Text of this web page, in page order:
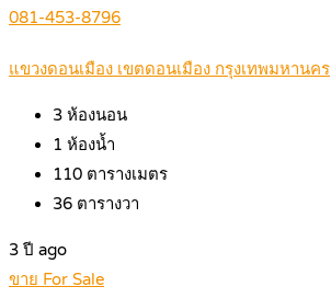
081-453-8796
แขวงดอนเมือง เขตดอนเมือง กรุงเทพมหานคร
3 ห้องนอน
1 ห้องน้ำ
110 ตารางเมตร
36 ตารางวา
3 ปี ago
ขาย For Sale